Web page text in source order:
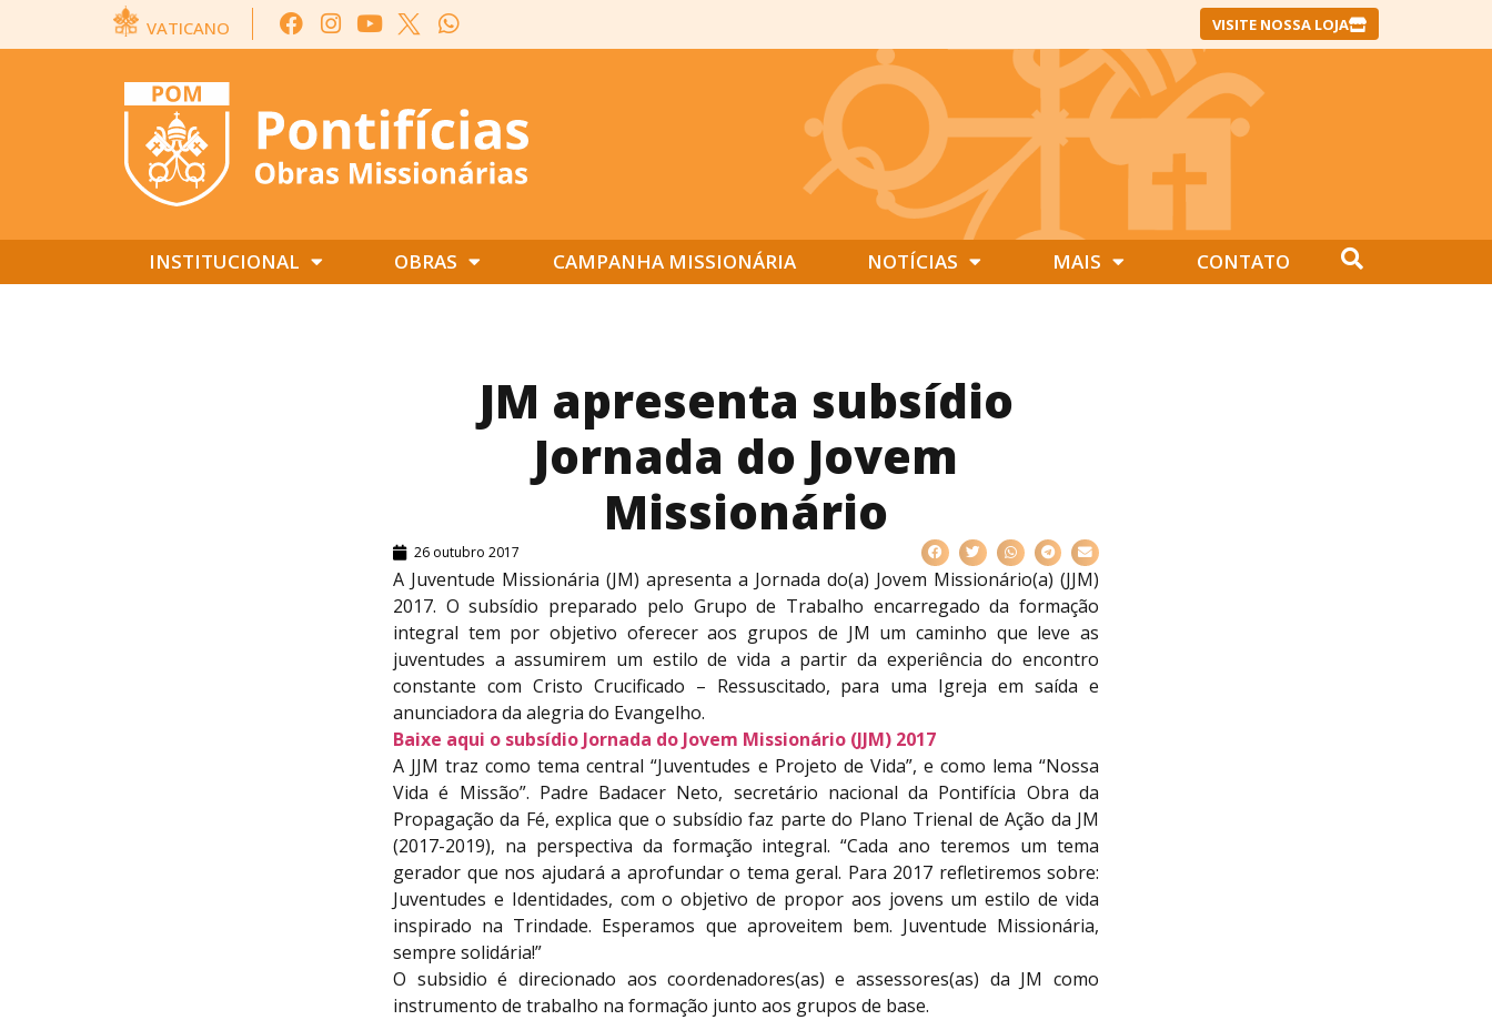
VATICANO VISITE NOSSA LOJA
INSTITUCIONAL OBRAS CAMPANHA MISSIONÁRIA NOTÍCIAS MAIS CONTATO
JM apresenta subsídio
Jornada do Jovem
Missionário
26 outubro 2017
A Juventude Missionária (JM) apresenta a Jornada do(a) Jovem Missionário(a) (JJM)
2017. O subsídio preparado pelo Grupo de Trabalho encarregado da formação
integral tem por objetivo oferecer aos grupos de JM um caminho que leve as
juventudes a assumirem um estilo de vida a partir da experiência do encontro
constante com Cristo Crucificado – Ressuscitado, para uma Igreja em saída e
anunciadora da alegria do Evangelho.
Baixe aqui o subsídio Jornada do Jovem Missionário (JJM) 2017
A JJM traz como tema central “Juventudes e Projeto de Vida”, e como lema “Nossa
Vida é Missão”. Padre Badacer Neto, secretário nacional da Pontifícia Obra da
Propagação da Fé, explica que o subsídio faz parte do Plano Trienal de Ação da JM
(2017-2019), na perspectiva da formação integral. “Cada ano teremos um tema
gerador que nos ajudará a aprofundar o tema geral. Para 2017 refletiremos sobre:
Juventudes e Identidades, com o objetivo de propor aos jovens um estilo de vida
inspirado na Trindade. Esperamos que aproveitem bem. Juventude Missionária,
sempre solidária!”
O subsidio é direcionado aos coordenadores(as) e assessores(as) da JM como
instrumento de trabalho na formação junto aos grupos de base.